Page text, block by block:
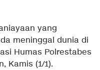
yang
meninggal dunia di
Humas Polrestabes
Kamis (1/1).